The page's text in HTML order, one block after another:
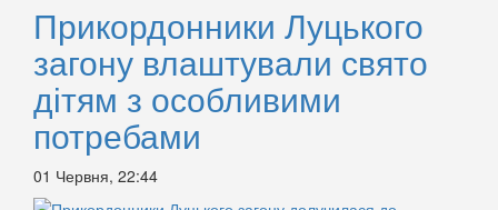
Прикордонники Луцького
загону влаштували свято
дітям з особливими
потребами
01 Червня, 22:44